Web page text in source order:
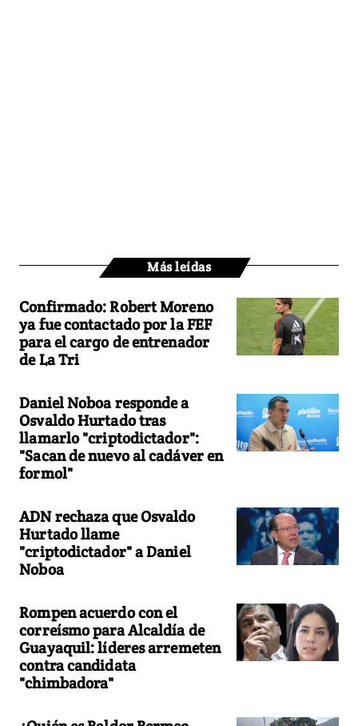
Más leídas
Confirmado: Robert Moreno
ya fue contactado por la FEF
para el cargo de entrenador
de La Tri
Daniel Noboa responde a
Osvaldo Hurtado tras
llamarlo "criptodictador":
"Sacan de nuevo al cadáver en
formol"
ADN rechaza que Osvaldo
Hurtado llame
"criptodictador" a Daniel
Noboa
Rompen acuerdo con el
correísmo para Alcaldía de
Guayaquil: líderes arremeten
contra candidata
"chimbadora"